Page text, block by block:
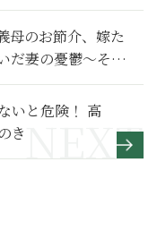
母のお節介、嫁た
だ妻の憂鬱～その
いと危険！ 高
き